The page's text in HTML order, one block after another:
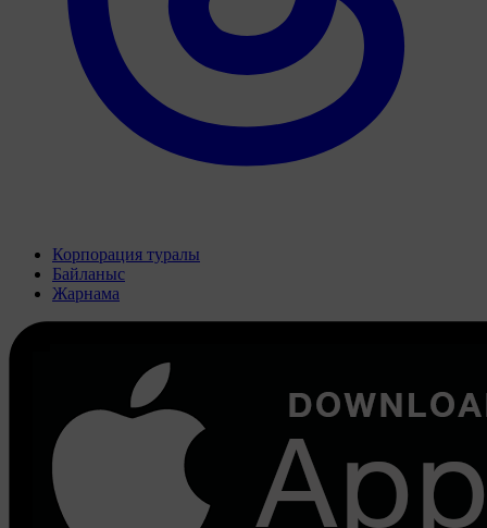
Корпорация туралы
Байланыс
Жарнама